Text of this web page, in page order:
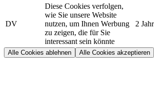
DV
Diese Cookies verfolgen,
wie Sie unsere Website
nutzen, um Ihnen Werbung
zu zeigen, die für Sie
interessant sein könnte
2
Alle Cookies ablehnen Alle Cookies akzeptieren